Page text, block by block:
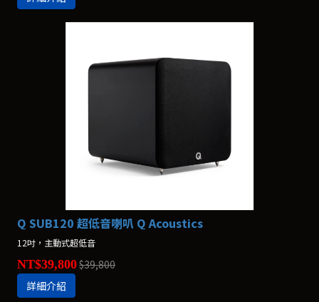
Q SUB120 超低音喇叭 Q Acoustics
12吋，主動式超低音
NT$39,800$39,800
詳細介紹